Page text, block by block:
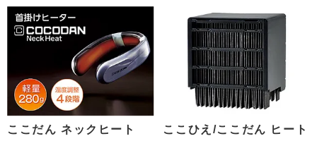
ここだん ネックヒート
ここひえ/ここだん ヒート